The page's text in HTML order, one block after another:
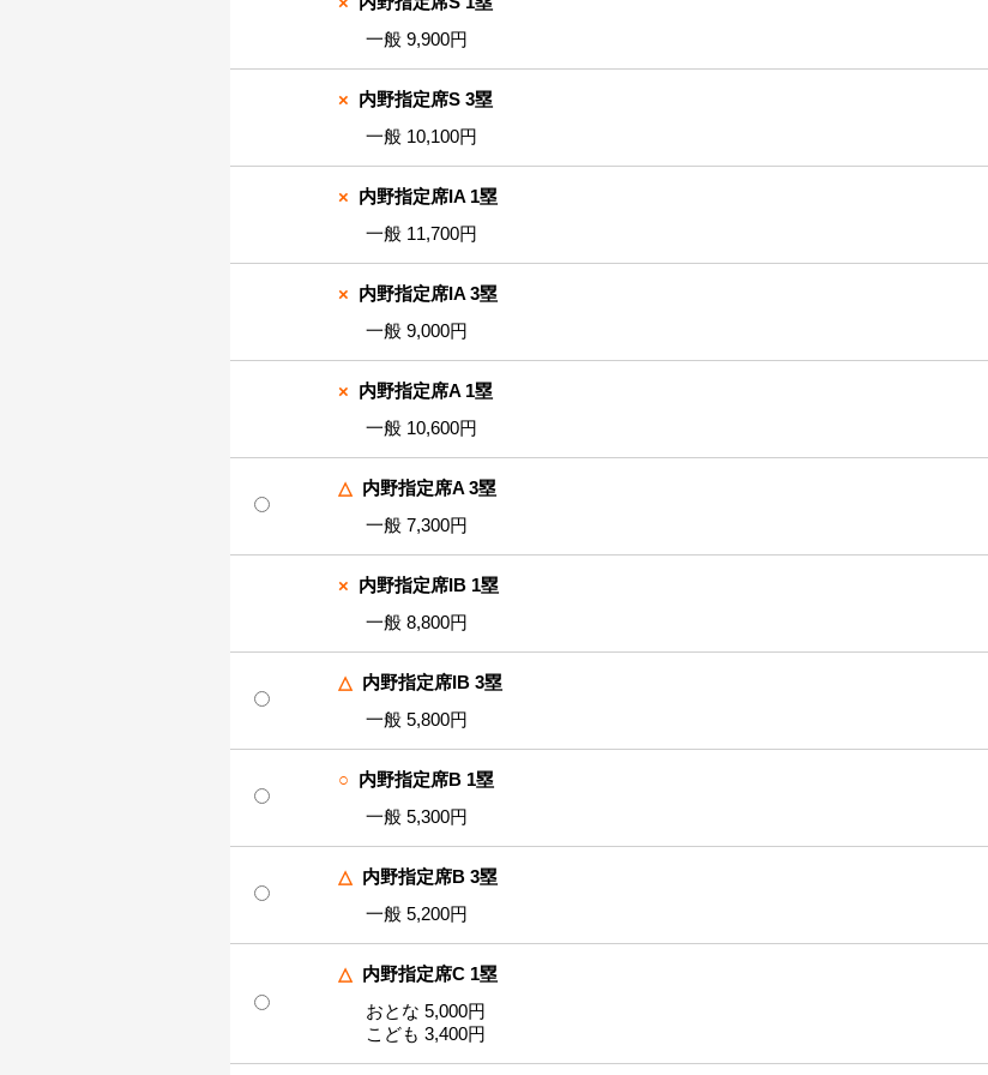
一般 9,900円
× 内野指定席S 3塁
一般 10,100円
× 内野指定席IA 1塁
一般 11,700円
× 内野指定席IA 3塁
一般 9,000円
× 内野指定席A 1塁
一般 10,600円
△ 内野指定席A 3塁
一般 7,300円
× 内野指定席IB 1塁
一般 8,800円
△ 内野指定席IB 3塁
一般 5,800円
○ 内野指定席B 1塁
一般 5,300円
△ 内野指定席B 3塁
一般 5,200円
△ 内野指定席C 1塁
おとな 5,000円
こども 3,400円